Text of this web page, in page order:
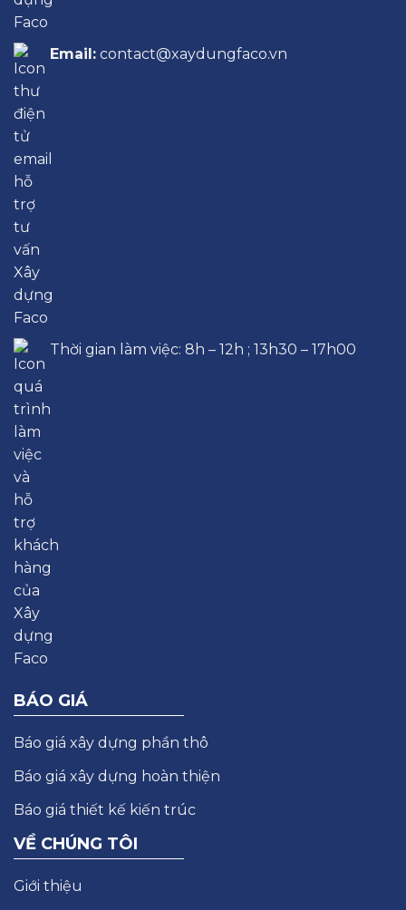
Email: contact@xaydungfaco.vn
Thời gian làm việc: 8h – 12h ; 13h30 – 17h00
BÁO GIÁ
Báo giá xây dựng phần thô
Báo giá xây dựng hoàn thiện
Báo giá thiết kế kiến trúc
VỀ CHÚNG TÔI
Giới thiệu